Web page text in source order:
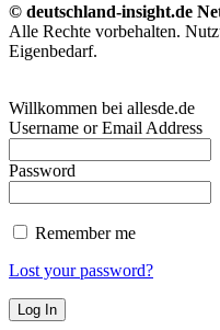
© deutschland-insight.de
Alle Rechte vorbehalten.
Eigenbedarf.
Willkommen bei allesde.de
Username or Email Address
Password
Remember me
Lost your password?